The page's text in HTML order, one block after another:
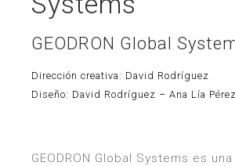
GEODRON Global
Dirección creativa: David Rodríguez
Diseño: David Rodríguez – Ana Lía Pérez
GEODRON Global Systems es